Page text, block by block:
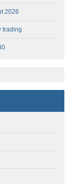
2026
trading